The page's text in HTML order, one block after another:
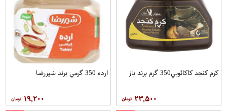
کرم کنجد کاکائويي350 گرم برند باز
۲۳,۵۰۰
ارده 350 گرمي برند شيررضا
۱۹,۲۰۰